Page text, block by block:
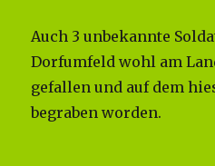
Auch 3 unbekannte
Dorfumfeld wohl am
gefallen und auf dem
begraben worden.